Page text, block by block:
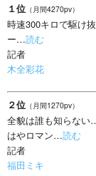
１位 （月間4270pv）
時速300キロで駆け
ー…読む
記者
木全彩花
２位 （月間1270pv）
全貌は誰も知らない
はやロマン…読む
記者
福田ミキ